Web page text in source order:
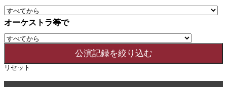
オーケストラ等で
リセット